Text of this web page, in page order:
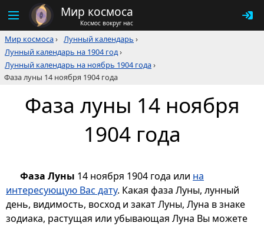
Мир космоса
Космос вокруг нас
Мир космоса› Лунный календарь ›
Лунный календарь на 1904 год›
Лунный календарь на ноябрь 1904 года›
Фаза луны 14 ноября 1904 года
Фаза луны 14 ноября
1904 года
Фаза Луны 14 ноября 1904 года или на
интересующую Вас дату. Какая фаза Луны, лунный
день, видимость, восход и закат Луны, Луна в знаке
зодиака, растущая или убывающая Луна Вы можете